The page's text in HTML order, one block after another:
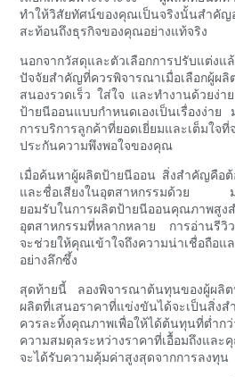
ทำให้วิสัยทัศน์ของคุณเป็นจริงนั้นสำคัญ
สะท้อนถึงธุรกิจของคุณอย่างแท้จริง
นอกจากวัสดุและตัวเลือกการปรับแต่งแ
ปัจจัยสำคัญที่ควรพิจารณาเมื่อเลือก
สนองรวดเร็ว ใส่ใจ และทำงานด้วยง่า
ป้ายนีออนแบบกำหนดเองเป็นเรื่องง่าย
การบริการลูกค้าที่ยอดเยี่ยมและเต็มใจที่
ประกันความพึงพอใจของคุณ
เมื่อค้นหาผู้ผลิตป้ายนีออน สิ่งสำคัญคือ
และชื่อเสียงในอุตสาหกรรมด้วย ม
ยอมรับในการผลิตป้ายนีออนคุณภาพสูง
อุตสาหกรรมที่หลากหลาย การอ่านรีวิว
จะช่วยให้คุณเข้าใจถึงความน่าเชื่อถือแ
อย่างลึกซึ้ง
สุดท้ายนี้ ลองพิจารณาต้นทุนของผู้ผลิ
ผลิตที่เสนอราคาที่แข่งขันได้จะเป็นสิ่
ควรละทิ้งคุณภาพเพื่อให้ได้ต้นทุนที่ต่ำ
ความสมดุลระหว่างราคาที่เอื้อมถึงแล
จะได้รับความคุ้มค่าสูงสุดจากการลงทุน